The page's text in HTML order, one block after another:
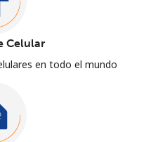
Celular
en todo el mundo